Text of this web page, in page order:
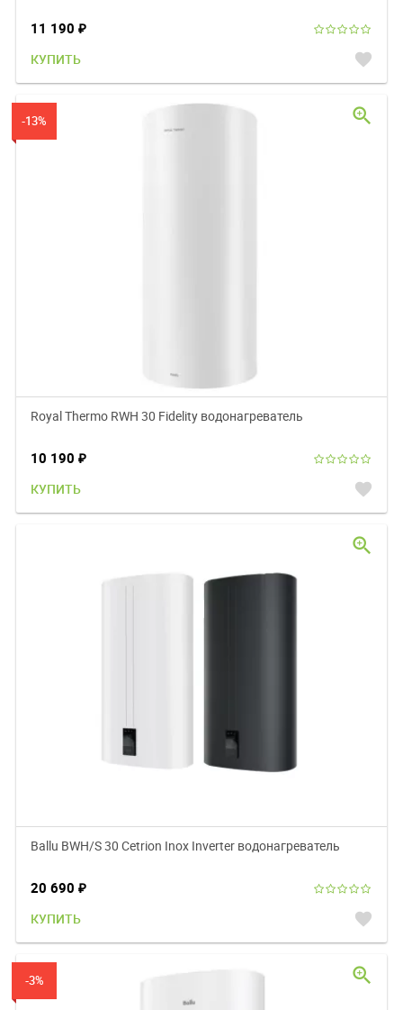
11 190 ₽
КУПИТЬ favorite
-13%
Royal Thermo RWH 30 Fidelity водонагреватель
10 190 ₽
КУПИТЬ favorite
zoom_in
Ballu BWH/S 30 Cetrion Inox Inverter водонагреватель
20 690 ₽
КУПИТЬ favorite
zoom_in
-3% zoom_in